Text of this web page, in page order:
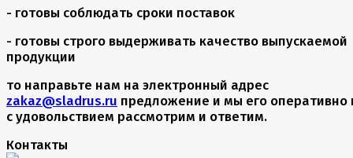
- готовы соблюдать сроки поставок
- готовы строго выдерживать качество выпускаемой
продукции
то направьте нам на электронный адрес
zakaz@sladrus.ru предложение и мы его оперативно
с удовольствием рассмотрим и ответим.
Контакты